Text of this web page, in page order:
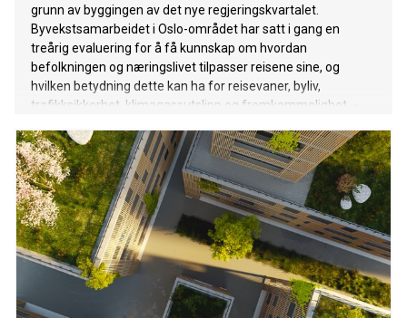
grunn av byggingen av det nye regjeringskvartalet.
Byvekstsamarbeidet i Oslo-området har satt i gang en
treårig evaluering for å få kunnskap om hvordan
befolkningen og næringslivet tilpasser reisene sine, og
hvilken betydning dette kan ha for reisevaner, byliv,
trafikksikkerhet, klimagassutslipp og fremkommelighet. −